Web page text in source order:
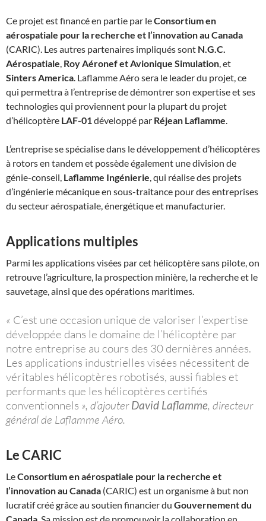
Ce projet est financé en partie par leConsortium en
aérospatiale pour la recherche et l’innovation au Canada
(CARIC). Les autres partenaires impliqués sont N.G.C.
Aérospatiale, Roy Aéronef et Avionique Simulation, et
Sinters America. Laflamme Aéro sera le leader du projet, ce
qui permettra à l’entreprise de démontrer son expertise et ses
technologies qui proviennent pour la plupart du projet
d’hélicoptère LAF-01développé par Réjean Laflamme.
L’entreprise se spécialise dans le développement d’hélicoptères
à rotors en tandem et possède également une division de
génie-conseil, Laflamme Ingénierie, qui réalise des projets
d’ingénierie mécanique en sous-traitance pour des entreprises
du secteur aérospatiale, énergétique et manufacturier.
Applications multiples
Parmi les applications visées par cet hélicoptère sans pilote, on
retrouve l’agriculture, la prospection minière, la recherche et le
sauvetage, ainsi que des opérations maritimes.
« C’est une occasion unique de valoriser l’expertise
développée dans le domaine de l’hélicoptère par
notre entreprise au cours des 30 dernières années.
Les applications industrielles visées nécessitent de
véritables hélicoptères robotisés, aussi fiables et
performants que les hélicoptères certifiés
conventionnels », d’ajouterDavid Laflamme, directeur
général de Laflamme Aéro.
Le CARIC
LeConsortium en aérospatiale pour la recherche et
l’innovation au Canada (CARIC) est un organisme à but non
lucratif créé grâce au soutien financier du Gouvernement du